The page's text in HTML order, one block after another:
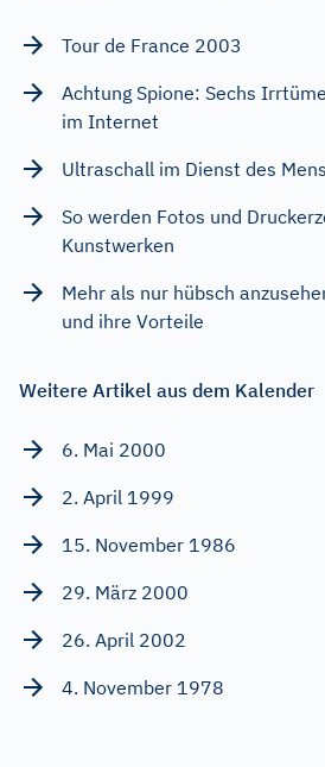
Tour de France 2003
Achtung Spione: Sechs
im Internet
Ultraschall im Dienst des
So werden Fotos und
Kunstwerken
Mehr als nur hübsch
und ihre Vorteile
Weitere Artikel aus dem Kalender
6. Mai 2000
2. April 1999
15. November 1986
29. März 2000
26. April 2002
4. November 1978